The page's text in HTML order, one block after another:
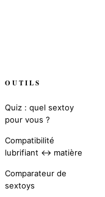
OUTILS
Quiz : quel sextoy
pour vous ?
Compatibilité
lubrifiant ↔ matière
Comparateur de
sextoys